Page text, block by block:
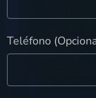
Teléfono